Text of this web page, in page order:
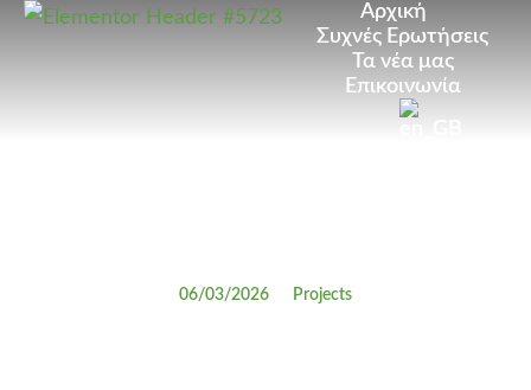
Αρχική
Συχνές Ερωτήσεις
Τα νέα μας
Επικοινωνία
06/03/2026 Projects